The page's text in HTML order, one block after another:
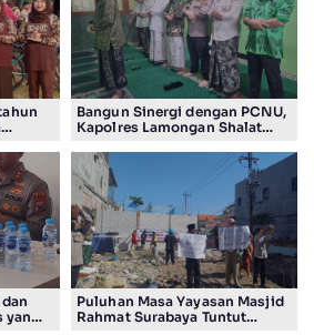
Bangun Sinergi dengan PCNU,
Kapolres Lamongan Shalat
Pengurus
yang
Puluhan Masa Yayasan Masjid
Rahmat Surabaya Tuntut